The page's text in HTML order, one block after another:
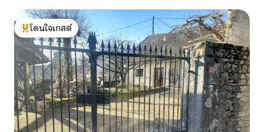
โดนใจเกสต์ที่สุด
โดนใจเกสต์